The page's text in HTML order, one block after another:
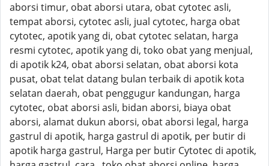
aborsi timur, obat aborsi utara, obat cytotec asli,
tempat aborsi, cytotec asli, jual cytotec, harga obat
cytotec, apotik yang di, obat cytotec selatan, harga
resmi cytotec, apotik yang di, toko obat yang menjual,
di apotik k24, obat aborsi selatan, obat aborsi kota
pusat, obat telat datang bulan terbaik di apotik kota
selatan daerah, obat penggugur kandungan, harga
cytotec, obat aborsi asli, bidan aborsi, biaya obat
aborsi, alamat dukun aborsi, obat aborsi legal, harga
gastrul di apotik, harga gastrul di apotik, per butir di
apotik harga gastrul, Harga per butir Cytotec di apotik,